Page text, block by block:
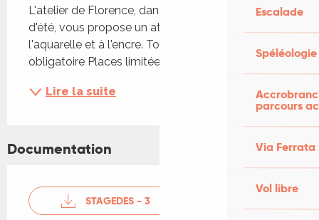
Escalade
Spéléologie
parcours
Via Ferrata
Vol libre
L'atelier de Florence, dans le cadre des stages
d'été, vous propose un atelier de paysages à
l'aquarelle et à l'encre. Tout public Inscription
obligatoire Places limitées
Lire la suite
Documentation
STAGEDES - 3